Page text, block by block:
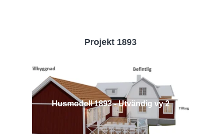
Projekt 1893
Husmodell 1893 - Utvändig vy 2